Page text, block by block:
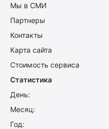
Мы в СМИ
Партнеры
Контакты
Карта сайта
Стоимость сервиса
Статистика
День:
Месяц:
Год: